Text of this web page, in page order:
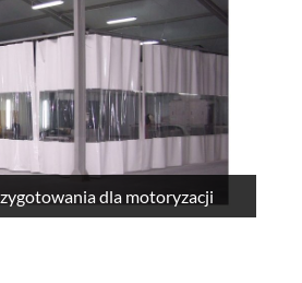
dla motoryzacji